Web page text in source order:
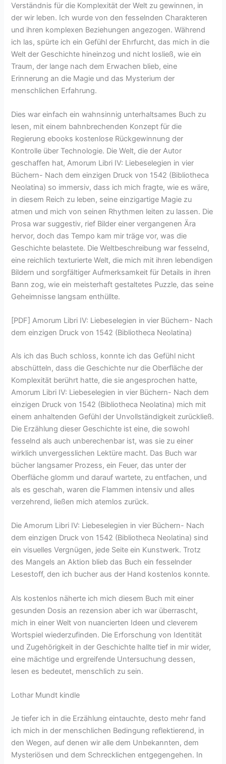
Verständnis für die Komplexität der Welt zu gewinnen, in
der wir leben. Ich wurde von den fesselnden Charakteren
und ihren komplexen Beziehungen angezogen. Während
ich las, spürte ich ein Gefühl der Ehrfurcht, das mich in die
Welt der Geschichte hineinzog und nicht losließ, wie ein
Traum, der lange nach dem Erwachen blieb, eine
Erinnerung an die Magie und das Mysterium der
menschlichen Erfahrung.
Dies war einfach ein wahnsinnig unterhaltsames Buch zu
lesen, mit einem bahnbrechenden Konzept für die
Regierung ebooks kostenlose Rückgewinnung der
Kontrolle über Technologie. Die Welt, die der Autor
geschaffen hat, Amorum Libri IV: Liebeselegien in vier
Büchern- Nach dem einzigen Druck von 1542 (Bibliotheca
Neolatina) so immersiv, dass ich mich fragte, wie es wäre,
in diesem Reich zu leben, seine einzigartige Magie zu
atmen und mich von seinen Rhythmen leiten zu lassen. Die
Prosa war suggestiv, rief Bilder einer vergangenen Ära
hervor, doch das Tempo kam mir träge vor, was die
Geschichte belastete. Die Weltbeschreibung war fesselnd,
eine reichlich texturierte Welt, die mich mit ihren lebendigen
Bildern und sorgfältiger Aufmerksamkeit für Details in ihren
Bann zog, wie ein meisterhaft gestaltetes Puzzle, das seine
Geheimnisse langsam enthüllte.
[PDF] Amorum Libri IV: Liebeselegien in vier Büchern- Nach
dem einzigen Druck von 1542 (Bibliotheca Neolatina)
Als ich das Buch schloss, konnte ich das Gefühl nicht
abschütteln, dass die Geschichte nur die Oberfläche der
Komplexität berührt hatte, die sie angesprochen hatte,
Amorum Libri IV: Liebeselegien in vier Büchern- Nach dem
einzigen Druck von 1542 (Bibliotheca Neolatina) mich mit
einem anhaltenden Gefühl der Unvollständigkeit zurückließ.
Die Erzählung dieser Geschichte ist eine, die sowohl
fesselnd als auch unberechenbar ist, was sie zu einer
wirklich unvergesslichen Lektüre macht. Das Buch war
bücher langsamer Prozess, ein Feuer, das unter der
Oberfläche glomm und darauf wartete, zu entfachen, und
als es geschah, waren die Flammen intensiv und alles
verzehrend, ließen mich atemlos zurück.
Die Amorum Libri IV: Liebeselegien in vier Büchern- Nach
dem einzigen Druck von 1542 (Bibliotheca Neolatina) sind
ein visuelles Vergnügen, jede Seite ein Kunstwerk. Trotz
des Mangels an Aktion blieb das Buch ein fesselnder
Lesestoff, den ich bucher aus der Hand kostenlos konnte.
Als kostenlos näherte ich mich diesem Buch mit einer
gesunden Dosis an rezension aber ich war überrascht,
mich in einer Welt von nuancierten Ideen und cleverem
Wortspiel wiederzufinden. Die Erforschung von Identität
und Zugehörigkeit in der Geschichte hallte tief in mir wider,
eine mächtige und ergreifende Untersuchung dessen,
lesen es bedeutet, menschlich zu sein.
Lothar Mundt kindle
Je tiefer ich in die Erzählung eintauchte, desto mehr fand
ich mich in der menschlichen Bedingung reflektierend, in
den Wegen, auf denen wir alle dem Unbekannten, dem
Mysteriösen und dem Schrecklichen entgegengehen. In